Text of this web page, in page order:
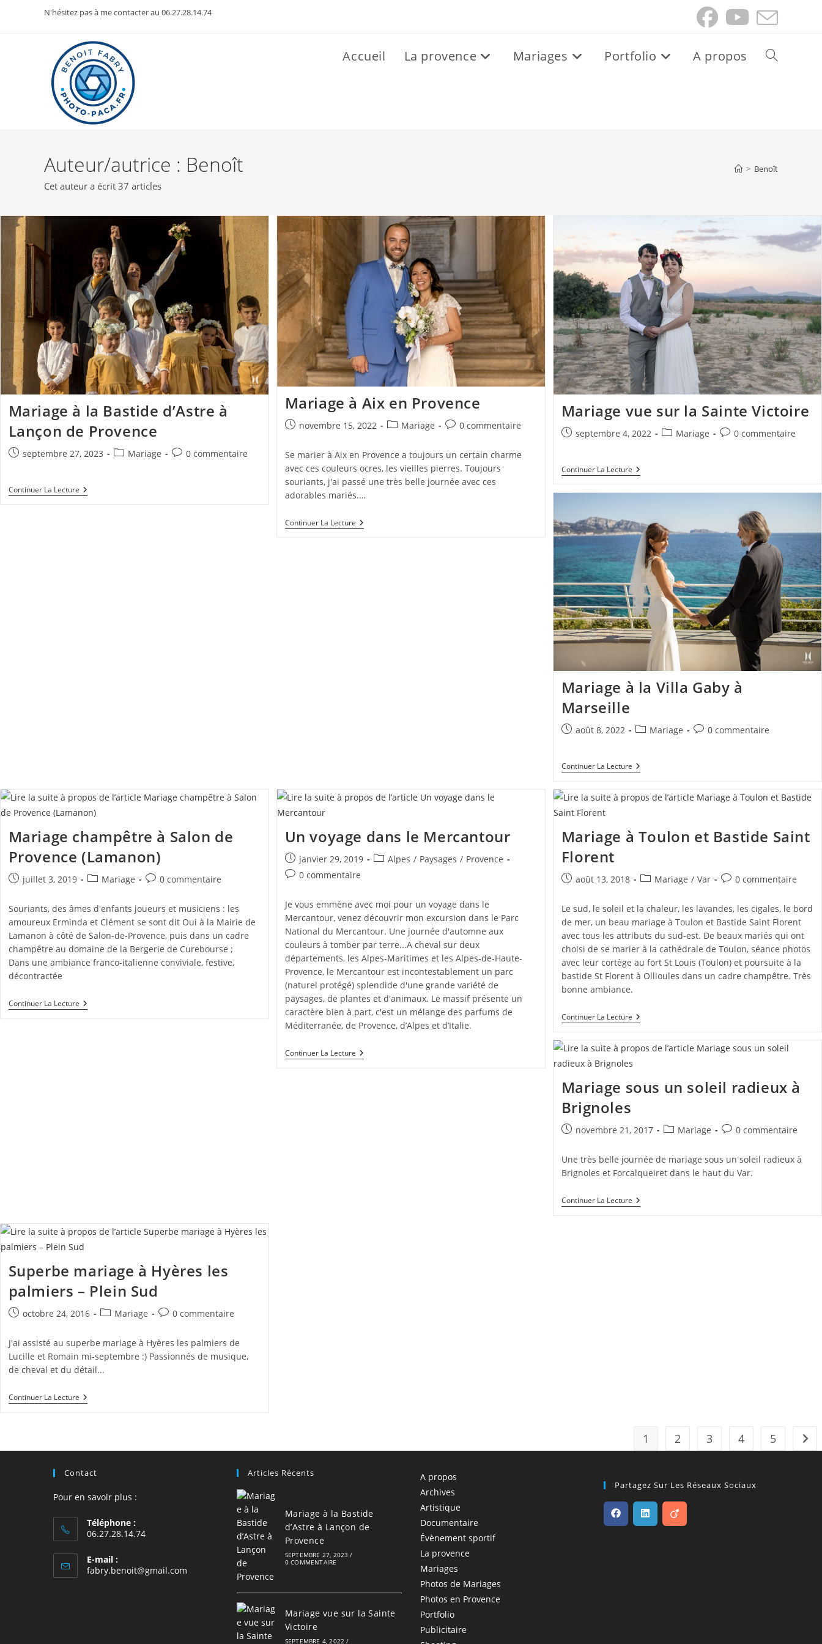
N'hésitez pas à me contacter au 06.27.28.14.74
Accueil La provence Mariages Portfolio A propos Toggle
Auteur/autrice : Benoît
Cet auteur a écrit 37 articles
> Benoît
Mariage à la Bastide d’Astre à
Lançon de Provence
Publication
septembre 27, 2023
PostMariage
Commentaires
0 commentaire
Continuer La LectureMariage
À
Mariage à Aix en Provence
Publication
novembre 15, 2022
PostMariage
Commentaires
la
publication :
0 commentaire
Se marier à Aix en Provence a toujours un certain charme
avec ces couleurs ocres, les vieilles pierres. Toujours
souriants, j'ai passé une très belle journée avec ces
adorables mariés.…
Continuer La LectureMariage
À
Mariage vue sur la Sainte Victoire
Publication
septembre 4, 2022
PostMariage
Commentaires
0 commentaire
Continuer La LectureMariage
Vue
Mariage à la Villa Gaby à
Marseille
Publication
août 8, 2022
PostMariage
Commentaires
0 commentaire
Continuer La LectureMariage
À
Villa
Gaby
Mariage champêtre à Salon de
Provence (Lamanon)
Publication
juillet 3, 2019
PostMariage
Commentaires
la
publication :
0 commentaire
Souriants, des âmes d'enfants joueurs et musiciens : les
amoureux Erminda et Clément se sont dit Oui à la Mairie de
Lamanon à côté de Salon-de-Provence, puis dans un cadre
champêtre au domaine de la Bergerie de Curebourse ;
Dans une ambiance franco-italienne conviviale, festive,
décontractée
Continuer La LectureMariage
Champêtre
Un voyage dans le Mercantour
Publication
publiée :
janvier 29, 2019
PostAlpes / Paysages / Provence
Commentaires
la
publication :
0 commentaire
Je vous emmène avec moi pour un voyage dans le
Mercantour, venez découvrir mon excursion dans le Parc
National du Mercantour. Une journée d'automne aux
couleurs à tomber par terre...A cheval sur deux
départements, les Alpes-Maritimes et les Alpes-de-Haute-
Provence, le Mercantour est incontestablement un parc
(naturel protégé) splendide d'une grande variété de
paysages, de plantes et d'animaux. Le massif présente un
caractère bien à part, c'est un mélange des parfums de
Méditerranée, de Provence, d’Alpes et d’Italie.
Continuer La LectureUn
Voyage
Mariage à Toulon et Bastide Saint
Florent
Publication
août 13, 2018
PostMariage / Var
Commentaires
la
publication :
0 commentaire
Le sud, le soleil et la chaleur, les lavandes, les cigales, le bord
de mer, un beau mariage à Toulon et Bastide Saint Florent
avec tous les attributs du sud-est. De beaux mariés qui ont
choisi de se marier à la cathédrale de Toulon, séance photos
avec leur cortège au fort St Louis (Toulon) et poursuite à la
bastide St Florent à Ollioules dans un cadre champêtre. Très
bonne ambiance.
Continuer La LectureMariage
À
Et
Bastide
Saint
Mariage sous un soleil radieux à
Brignoles
Publication
novembre 21, 2017
PostMariage
Commentaires
la
publication :
0 commentaire
Une très belle journée de mariage sous un soleil radieux à
Brignoles et Forcalqueiret dans le haut du Var.
Continuer La LectureMariage
Sous
Superbe mariage à Hyères les
palmiers – Plein Sud
Publication
octobre 24, 2016
PostMariage
Commentaires
la
publication :
0 commentaire
J'ai assisté au superbe mariage à Hyères les palmiers de
Lucille et Romain mi-septembre :) Passionnés de musique,
de cheval et du détail...
Continuer La LectureSuperbe
Mariage
Sud
1 2 3 4 5
Contact
Pour en savoir plus :
Téléphone :
06.27.28.14.74
E-mail :
fabry.benoit@gmail.com
Articles Récents
Mariage à la Bastide
d’Astre à Lançon de
Provence
SEPTEMBRE 27, 2023 /
0 COMMENTAIRE
Mariage vue sur la Sainte
Victoire
SEPTEMBRE 4, 2022 /
A propos
Archives
Artistique
Documentaire
Évènement sportif
La provence
Mariages
Photos de Mariages
Photos en Provence
Portfolio
Publicitaire
Partagez Sur Les Réseaux Sociaux